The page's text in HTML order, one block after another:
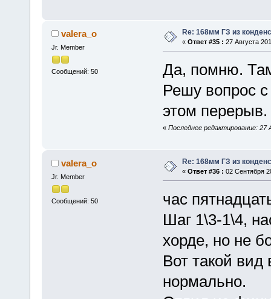
valera_o
Jr. Member
Сообщений: 50
Re: 168мм ГЗ из
« Ответ #35 : 27 Августа
Да, помню.
Решу вопрос
этом перерыв.
« Последнее редактирование: 27
valera_o
Jr. Member
Сообщений: 50
Re: 168мм ГЗ из
« Ответ #36 : 02 Сентября
час
Шаг 1\3-1\4,
хорде, но не
Вот такой вид
нормально.